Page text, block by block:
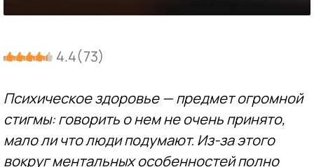
4.4(73)
Психическое здоровье — предмет огромной
стигмы: говорить о нем не очень принято,
мало ли что люди подумают. Из-за этого
вокруг ментальных особенностей полно